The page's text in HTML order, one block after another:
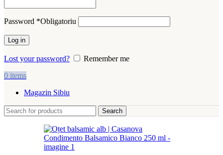
Password *Obligatoriu
Log in
Lost your password?
Remember me
0 items
Magazin Sibiu
Search